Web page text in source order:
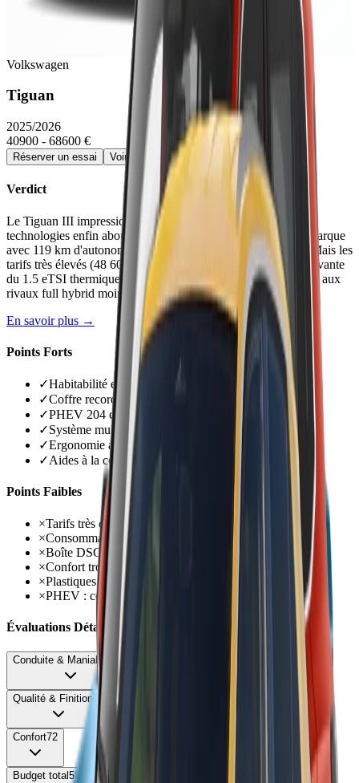
Volkswagen
Tiguan
2025/2026
40900 - 68600 €
Réserver un essai Voir la fiche détaillée →
Verdict
Le Tiguan III impressionne par son habitabilité record et ses
technologies enfin abouties. La version PHEV 204 ch se démarque
avec 119 km d'autonomie électrique et 2,2 l/100 en hybride. Mais les
tarifs très élevés (48 600 à 61 150 €) et la consommation décevante
du 1.5 eTSI thermique (7,8 l/100) freinent l'enthousiasme face aux
rivaux full hybrid moins chers.
En savoir plus →
Points Forts
✓Habitabilité exceptionnelle, meilleure du segment
✓Coffre record de 652 litres très modulable
✓PHEV 204 ch : 119 km autonomie électrique WLTP
✓Système multimédia enfin réactif et fluide
✓Ergonomie améliorée avec vrais boutons physiques
✓Aides à la conduite niveau 2 parmi les meilleures
Points Faibles
×Tarifs très élevés dès 48 600 €
×Consommation 1.5 eTSI décevante 7 à 8 l/100 km
×Boîte DSG7 lente et hésitante
×Confort trop ferme avec jantes 20 pouces
×Plastiques durs en partie basse
×PHEV : coffre réduit à 490 litres
Évaluations Détaillées
Conduite & Maniabilité 68
Qualité & Finition 72
Confort72
Budget total58